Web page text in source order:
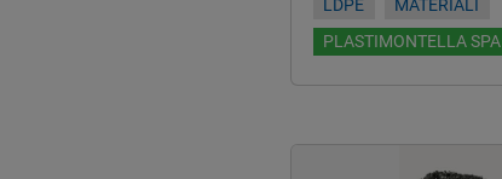
LDPE
MATERIALI
PLASTIMONTELLA SPA